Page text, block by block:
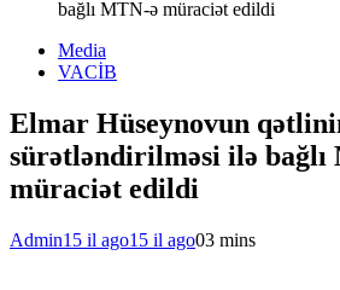
bağlı MTN-ə müraciət edildi
Media
VACİB
Elmar Hüseynovun
sürətləndirilməsi ilə bağlı
müraciət edildi
Admin15 il ago15 il ago03 mins